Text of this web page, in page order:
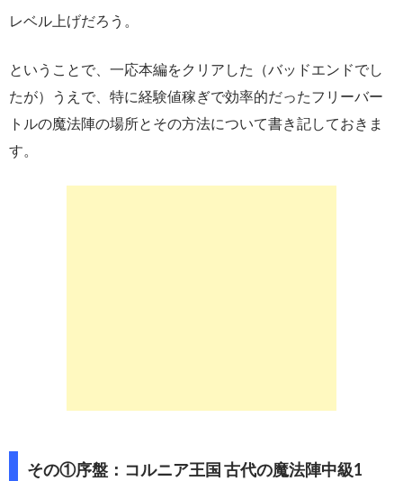
レベル上げだろう。
ということで、一応本編をクリアした（バッドエンドでし
たが）うえで、特に経験値稼ぎで効率的だったフリーバー
トルの魔法陣の場所とその方法について書き記しておきま
す。
その①序盤：コルニア王国 古代の魔法陣中級1